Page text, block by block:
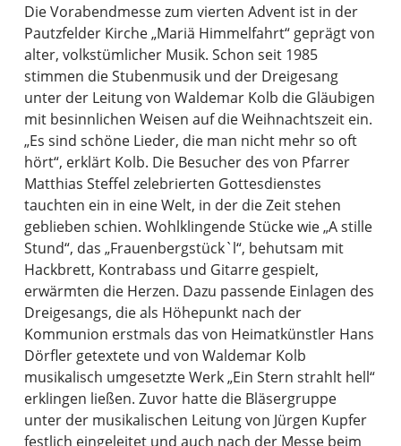
Die Vorabendmesse zum vierten Advent ist in der
Pautzfelder Kirche „Mariä Himmelfahrt“ geprägt von
alter, volkstümlicher Musik. Schon seit 1985
stimmen die Stubenmusik und der Dreigesang
unter der Leitung von Waldemar Kolb die Gläubigen
mit besinnlichen Weisen auf die Weihnachtszeit ein.
„Es sind schöne Lieder, die man nicht mehr so oft
hört“, erklärt Kolb. Die Besucher des von Pfarrer
Matthias Steffel zelebrierten Gottesdienstes
tauchten ein in eine Welt, in der die Zeit stehen
geblieben schien. Wohlklingende Stücke wie „A stille
Stund“, das „Frauenbergstück`l“, behutsam mit
Hackbrett, Kontrabass und Gitarre gespielt,
erwärmten die Herzen. Dazu passende Einlagen des
Dreigesangs, die als Höhepunkt nach der
Kommunion erstmals das von Heimatkünstler Hans
Dörfler getextete und von Waldemar Kolb
musikalisch umgesetzte Werk „Ein Stern strahlt hell“
erklingen ließen. Zuvor hatte die Bläsergruppe
unter der musikalischen Leitung von Jürgen Kupfer
festlich eingeleitet und auch nach der Messe beim